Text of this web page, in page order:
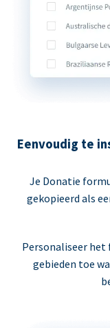
Eenvoudig te
Je Donatie
gekopieerd als
Personaliseer
gebieden toe